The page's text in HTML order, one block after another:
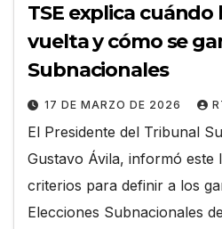
TSE explica
vuelta y cómo se
Subnacionales
17 DE MARZO DE 2026
El Presidente del Tribunal
Gustavo Ávila, informó este
criterios para definir a los
Elecciones Subnacionales